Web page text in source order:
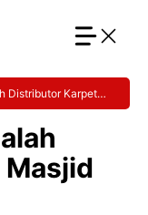
Distributor Karpet